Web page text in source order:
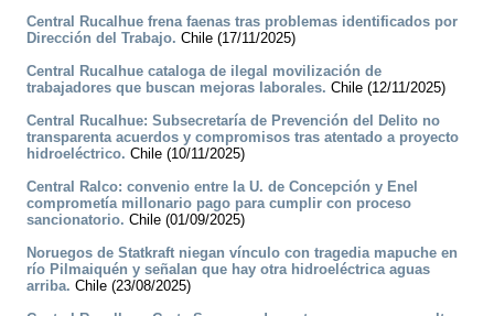
Central Rucalhue frena faenas tras problemas identificados por
Dirección del Trabajo. Chile (17/11/2025)
Central Rucalhue cataloga de ilegal movilización de
trabajadores que buscan mejoras laborales. Chile (12/11/2025)
Central Rucalhue: Subsecretaría de Prevención del Delito no
transparenta acuerdos y compromisos tras atentado a proyecto
hidroeléctrico. Chile (10/11/2025)
Central Ralco: convenio entre la U. de Concepción y Enel
comprometía millonario pago para cumplir con proceso
sancionatorio. Chile (01/09/2025)
Noruegos de Statkraft niegan vínculo con tragedia mapuche en
río Pilmaiquén y señalan que hay otra hidroeléctrica aguas
arriba. Chile (23/08/2025)